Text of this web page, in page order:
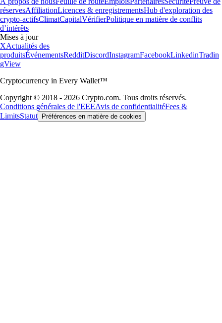
réservesAffiliationLicences & enregistrementsHub d'exploration des
crypto-actifsClimatCapitalVérifierPolitique en matière de conflits
d’intérêts
Mises à jour
XActualités des
produitsÉvénementsRedditDiscordInstagramFacebookLinkedinTradin
gView
Cryptocurrency in Every Wallet™
Copyright © 2018 - 2026 Crypto.com. Tous droits réservés.
Conditions générales de l'EEEAvis de confidentialitéFees &
LimitsStatut Préférences en matière de cookies